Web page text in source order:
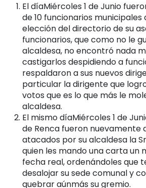
El díaMiércoles 1 de Junio
de 10 funcionarios municipales
elección del directorio de su
funcionarios, que como no le
alcaldesa, no encontró nada
castigarlos despidiendo a
respaldaron a sus nuevos
particular la dirigente que
votos que es lo que más le
alcaldesa.
El mismo díaMiércoles 1 de
de Renca fueron nuevamente
atacados por su alcaldesa la
quien les mando una carta un
fecha real, ordenándoles que
desalojar su sede comunal y
quebrar aúnmás su gremio.